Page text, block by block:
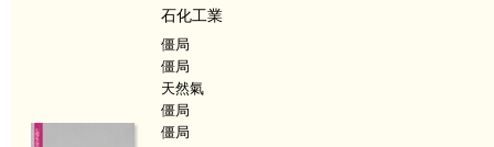
石化工業
僵局
僵局
天然氣
僵局
僵局